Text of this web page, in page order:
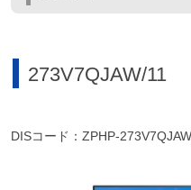
273V7QJAW/11
DISコード：ZPHP-